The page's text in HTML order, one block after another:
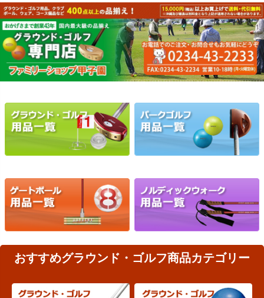
おすすめグラウンド・ゴルフ商品カテゴリー